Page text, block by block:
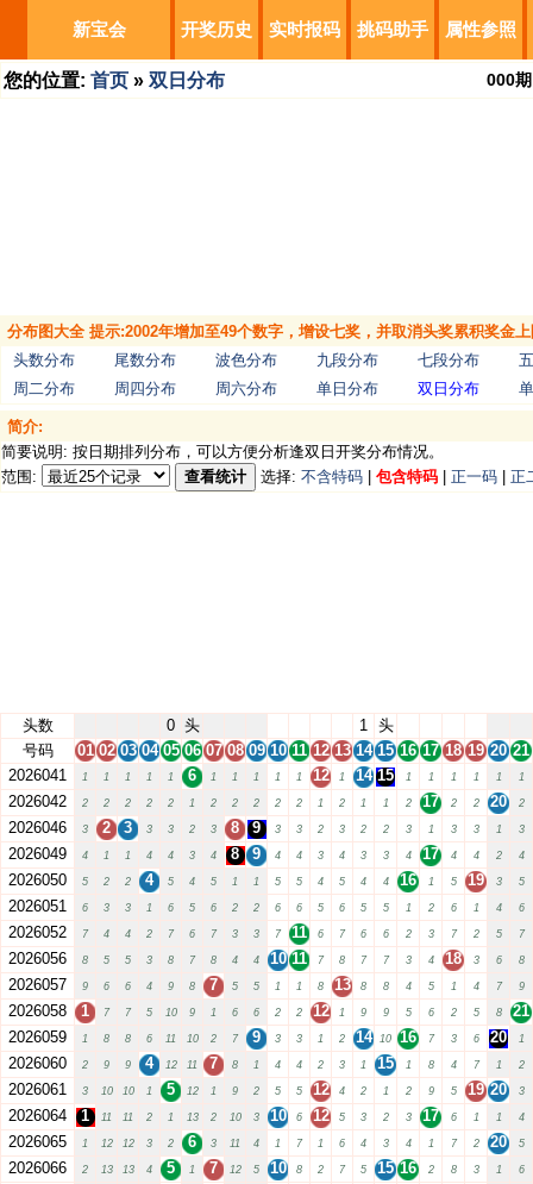
新宝会 开奖历史 实时报码 挑码助手 属性参照
您的位置: 首页 » 双日分布 000期
分布图大全 提示:2002年增加至49个数字，增设七奖，并取消头奖累积奖金
头数分布
尾数分布 波色分布 九段分布 七段分布
周二分布
周四分布 周六分布 单日分布 双日分布
简介:
简要说明: 按日期排列分布，可以方便分析逢双日开奖分布情况。
范围:
查看统计 选择: 不含特码 包含特码 正一码 正
头数 0 头 1 头
号码
01 02 03 04 05 06 07 08 09 10 11 12 13 14 15 16 17 18 19 20 21
2026041
1 1 1 1 1 6 1 1 1 1 1 12 1 14 15 1 1 1 1 1 1
2026042 2 2 2 2 2 1 2 2 2 2 2 1 2 1 1 2 17 2 2 20 2
2026046 3 2 3 3 3 2 3 8 9 3 3 2 3 2 2 3 1 3 3 1 3
2026049 4 1 1 4 4 3 4 8 9 4 4 3 4 3 3 4 17 4 4 2 4
2026050 5 2 2 4 5 4 5 1 1 5 5 4 5 4 4 16 1 5 19 3 5
2026051 6 3 3 1 6 5 6 2 2 6 6 5 6 5 5 1 2 6 1 4 6
2026052 7 4 4 2 7 6 7 3 3 7 11 6 7 6 6 2 3 7 2 5 7
2026056 8 5 5 3 8 7 8 4 4 10 11 7 8 7 7 3 4 18 3 6 8
2026057 9 6 6 4 9 8 7 5 5 1 1 8 13 8 8 4 5 1 4 7 9
2026058 1 7 7 5 10 9 1 6 6 2 2 12 1 9 9 5 6 2 5 8
21
2026059
1 8 8 6 11 10 2 7 9 3 3 1 2 14 10 16 7 3 6 20 1
2026060 2 9 9 4 12 11 7 8 1 4 4 2 3 1 15 1 8 4 7 1 2
2026061 3 10 10 1 5 12 1 9 2 5 5 12 4 2 1 2 9 5 19 20 3
2026064 1 11 11 2 1 13 2 10 3 10 6 12 5 3 2 3 17 6 1 1 4
2026065 1 12 12 3 2 6 3 11 4 1 7 1 6 4 3 4 1 7 2 20 5
2026066 2 13 13 4 5 1 7 12 5 10 8 2 7 5 15 16 2 8 3 1 6